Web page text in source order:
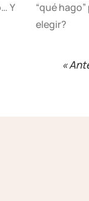
Y
“qué
elegir?
«